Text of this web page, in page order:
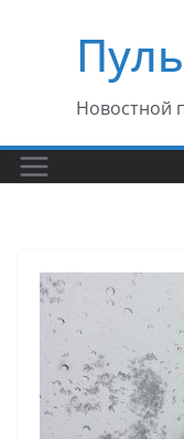
содержимому
Новостной